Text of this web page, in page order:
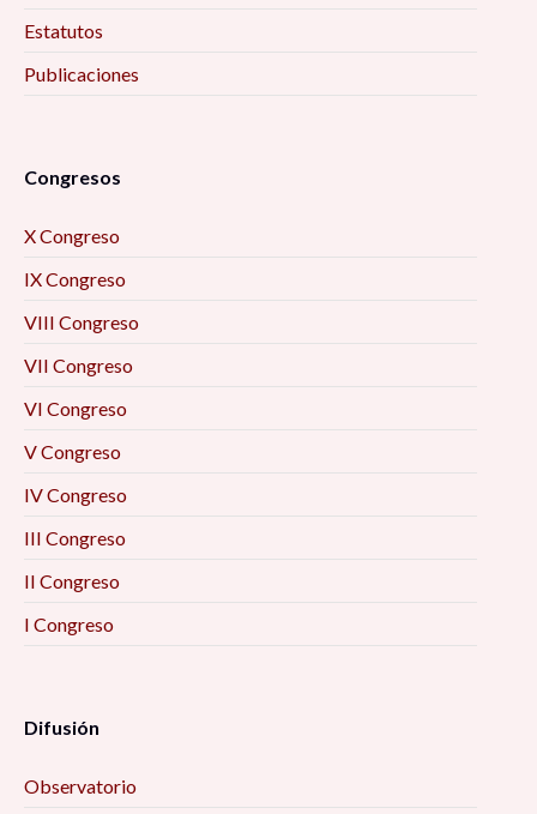
Estatutos
Publicaciones
Congresos
X Congreso
IX Congreso
VIII Congreso
VII Congreso
VI Congreso
V Congreso
IV Congreso
III Congreso
II Congreso
I Congreso
Difusión
Observatorio